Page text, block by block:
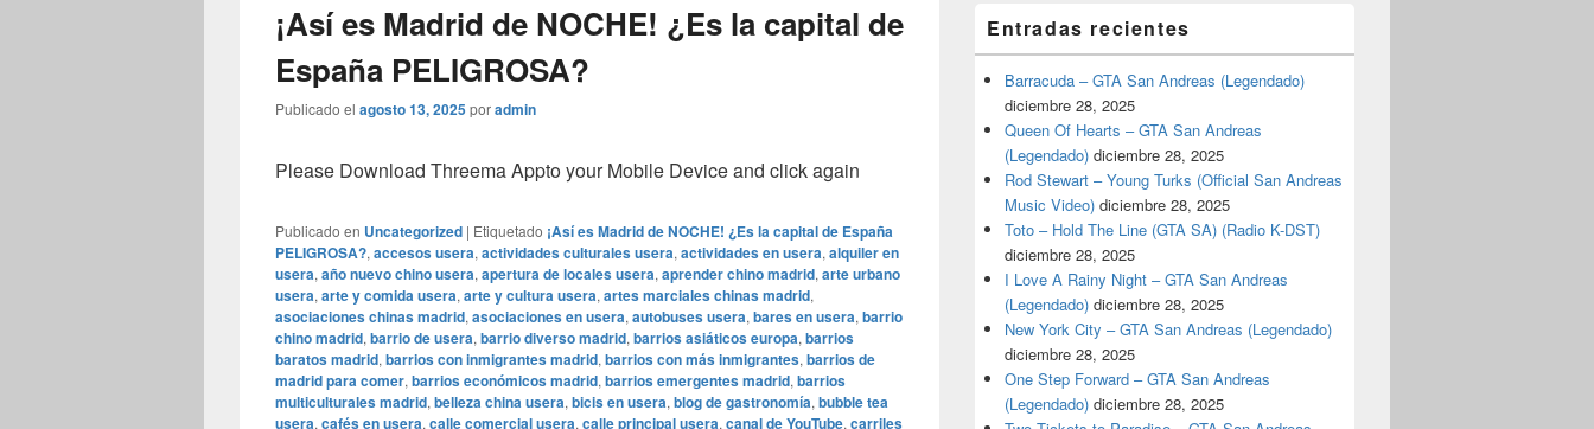
¡Así es Madrid de NOCHE! ¿Es la capital de
España PELIGROSA?
Publicado el agosto 13, 2025poradmin
Please Download Threema Appto your Mobile Device and click again
Publicado en Uncategorized | Etiquetado ¡Así es Madrid de NOCHE! ¿Es la capital de España
PELIGROSA?, accesos usera, actividades culturales usera, actividades en usera, alquiler en
usera, año nuevo chino usera, apertura de locales usera, aprender chino madrid, arte urbano
usera, arte y comida usera, arte y cultura usera, artes marciales chinas madrid,
asociaciones chinas madrid, asociaciones en usera, autobuses usera, bares en usera, barrio
chino madrid, barrio de usera, barrio diverso madrid, barrios asiáticos europa, barrios
baratos madrid, barrios con inmigrantes madrid, barrios con más inmigrantes, barrios de
madrid para comer, barrios económicos madrid, barrios emergentes madrid, barrios
multiculturales madrid, belleza china usera, bicis en usera, blog de gastronomía, bubble tea
usera, cafés en usera, calle comercial usera, calle principal usera, canal de YouTube, carriles
Entradas recientes
Barracuda – GTA San Andreas (Legendado)
diciembre 28, 2025
Queen Of Hearts – GTA San Andreas
(Legendado) diciembre 28, 2025
Rod Stewart – Young Turks (Official San Andreas
Music Video) diciembre 28, 2025
Toto – Hold The Line (GTA SA) (Radio K-DST)
diciembre 28, 2025
I Love A Rainy Night – GTA San Andreas
(Legendado) diciembre 28, 2025
New York City – GTA San Andreas (Legendado)
diciembre 28, 2025
One Step Forward – GTA San Andreas
(Legendado) diciembre 28, 2025